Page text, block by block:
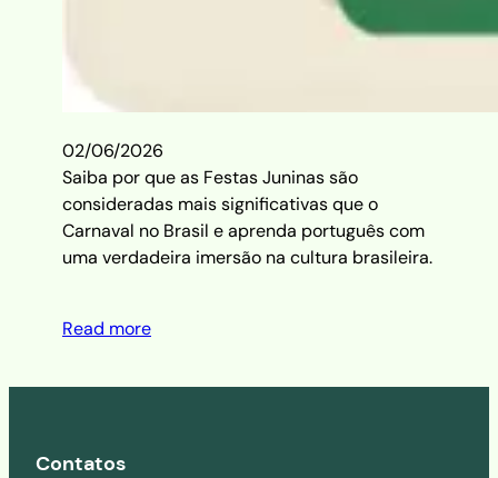
02/06/2026
Saiba por que as Festas Juninas são
consideradas mais significativas que o
Carnaval no Brasil e aprenda português com
uma verdadeira imersão na cultura brasileira.
Read more
Contatos